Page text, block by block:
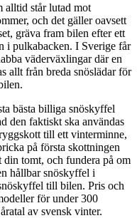
alltid står lutad mot
och det gäller oavsett
gräva fram bilen efter ett
i pulkabacken. I Sverige får
väderväxlingar där en
allt från breda snöslädar för
bästa billiga snöskyffel
den faktiskt ska användas
till ett vinterminne,
på första skottningen
tomt, och fundera på om
hållbar snöskyffel i
till bilen. Pris och
för under 300
av svensk vinter.